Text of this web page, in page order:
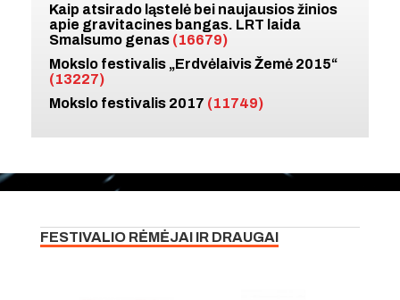
Kaip atsirado ląstelė bei naujausios žinios
apie gravitacines bangas. LRT laida
Smalsumo genas (16679)
Mokslo festivalis „Erdvėlaivis Žemė 2015“
(13227)
Mokslo festivalis 2017 (11749)
FESTIVALIO RĖMĖJAI IR DRAUGAI